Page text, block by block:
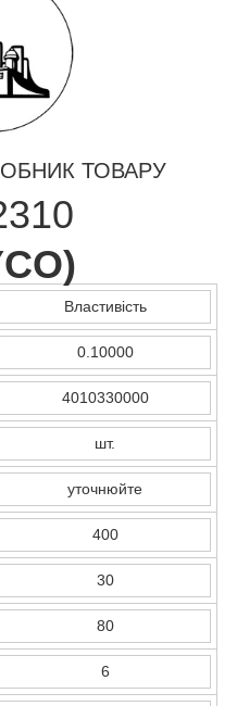
ТОВАРУ
)
Властивість
0.10000
4010330000
шт.
уточнюйте
400
30
80
6